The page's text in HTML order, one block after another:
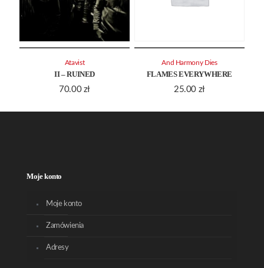
II – RUINED
70.00 zł
Atavist
FLAMES EVERYWHERE
25.00 zł
And Harmony Dies
Moje konto
Moje konto
Zamówienia
Adresy